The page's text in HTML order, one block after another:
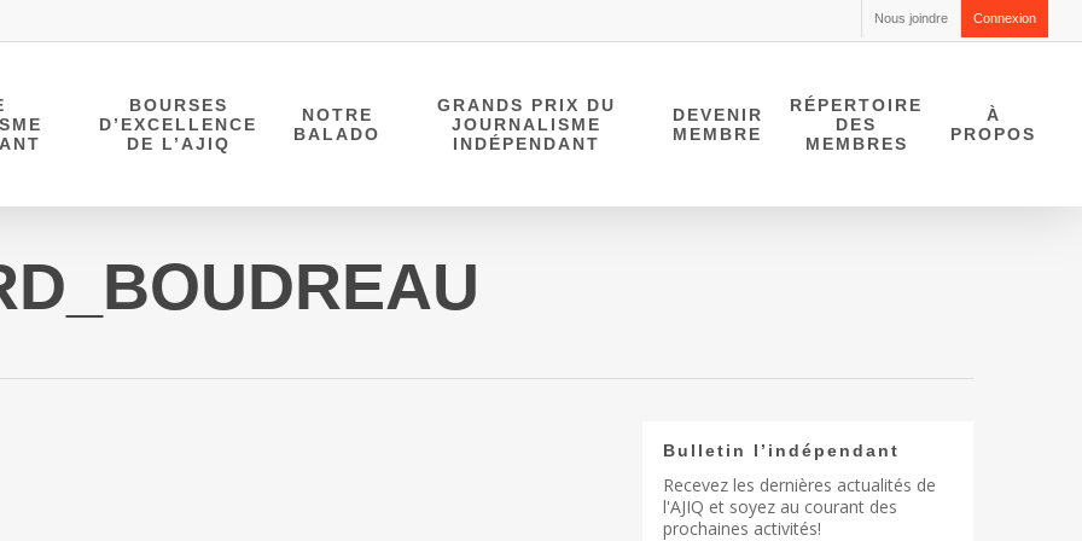
Nous joindre Connexion
BOURSES
D’EXCELLENCE
DE L’AJIQ
NOTRE
BALADO
GRANDS PRIX DU
JOURNALISME
INDÉPENDANT
DEVENIR
MEMBRE
RÉPERTOIRE
DES
MEMBRES
À
PROPOS
Bulletin l’indépendant
Recevez les dernières actualités de
l'AJIQ et soyez au courant des
prochaines activités!